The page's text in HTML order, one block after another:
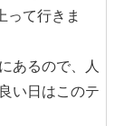
って行きま
あるので、人
い日はこのテ